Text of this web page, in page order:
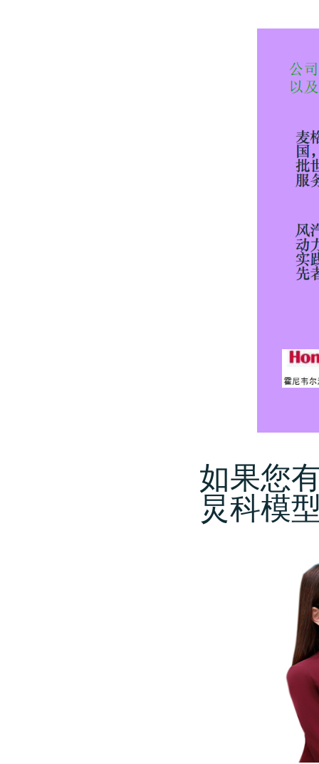
如果您
炅科模